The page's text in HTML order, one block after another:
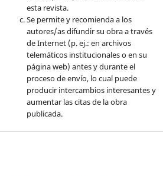
esta revista.
Se permite y recomienda a los
autores/as difundir su obra a través
de Internet (p. ej.: en archivos
telemáticos institucionales o en su
página web) antes y durante el
proceso de envío, lo cual puede
producir intercambios interesantes y
aumentar las citas de la obra
publicada.